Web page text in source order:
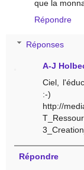
que la
Répondre
Réponses
A-J
Ciel,
:-)
http://
Répondre